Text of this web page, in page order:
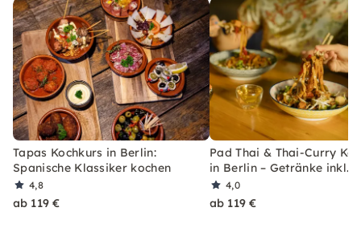
Tapas Kochkurs in Berlin:
Spanische Klassiker kochen
4,8
ab 119 €
Pad Thai & Thai-Curry
in Berlin – Getränke inkl.
4,0
ab 119 €